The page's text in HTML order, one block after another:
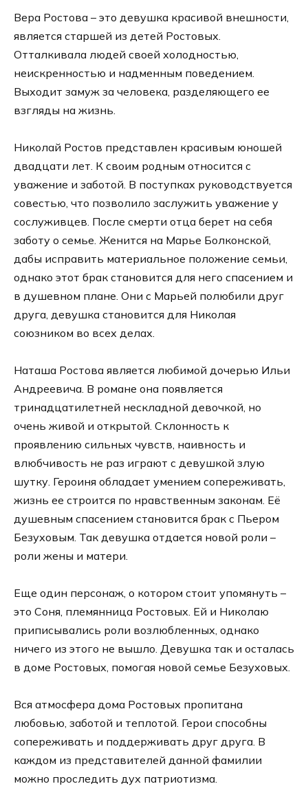
Вера Ростова – это девушка красивой внешности,
является старшей из детей Ростовых.
Отталкивала людей своей холодностью,
неискренностью и надменным поведением.
Выходит замуж за человека, разделяющего ее
взгляды на жизнь.
Николай Ростов представлен красивым юношей
двадцати лет. К своим родным относится с
уважение и заботой. В поступках руководствуется
совестью, что позволило заслужить уважение у
сослуживцев. После смерти отца берет на себя
заботу о семье. Женится на Марье Болконской,
дабы исправить материальное положение семьи,
однако этот брак становится для него спасением и
в душевном плане. Они с Марьей полюбили друг
друга, девушка становится для Николая
союзником во всех делах.
Наташа Ростова является любимой дочерью Ильи
Андреевича. В романе она появляется
тринадцатилетней нескладной девочкой, но
очень живой и открытой. Склонность к
проявлению сильных чувств, наивность и
влюбчивость не раз играют с девушкой злую
шутку. Героиня обладает умением сопереживать,
жизнь ее строится по нравственным законам. Её
душевным спасением становится брак с Пьером
Безуховым. Так девушка отдается новой роли –
роли жены и матери.
Еще один персонаж, о котором стоит упомянуть –
это Соня, племянница Ростовых. Ей и Николаю
приписывались роли возлюбленных, однако
ничего из этого не вышло. Девушка так и осталась
в доме Ростовых, помогая новой семье Безуховых.
Вся атмосфера дома Ростовых пропитана
любовью, заботой и теплотой. Герои способны
сопереживать и поддерживать друг друга. В
каждом из представителей данной фамилии
можно проследить дух патриотизма.